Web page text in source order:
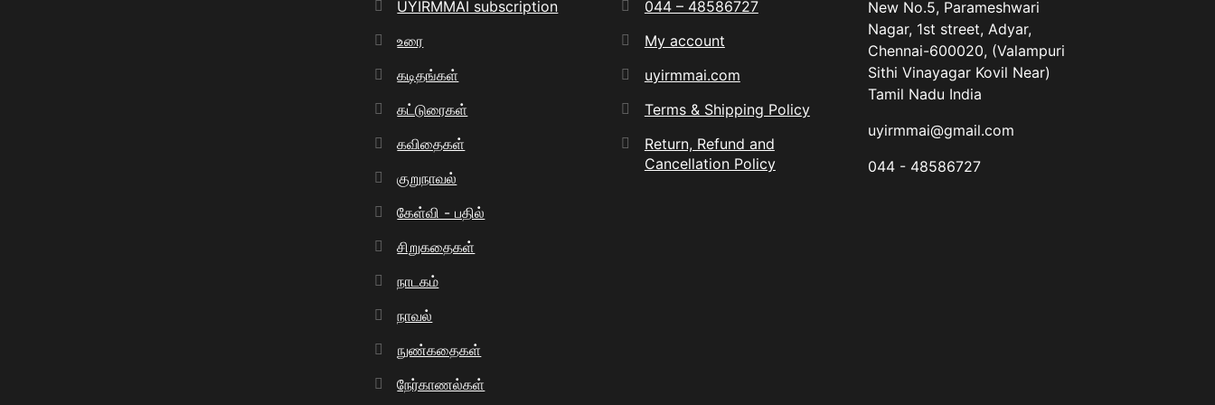
UYIRMMAI subscription
உரை
கடிதங்கள்
கட்டுரைகள்
கவிதைகள்
குறுநாவல்
கேள்வி - பதில்
சிறுகதைகள்
நாடகம்
நாவல்
நுண்கதைகள்
நேர்காணல்கள்
044 – 48586727
My account
uyirmmai.com
Terms & Shipping Policy
Return, Refund and
Cancellation Policy
New No.5, Parameshwari
Nagar, 1st street, Adyar,
Chennai-600020, (Valampuri
Sithi Vinayagar Kovil Near)
Tamil Nadu India
uyirmmai@gmail.com
044 - 48586727